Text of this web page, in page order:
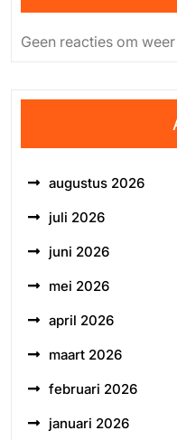
Geen reacties om
augustus 2026
juli 2026
juni 2026
mei 2026
april 2026
maart 2026
februari 2026
januari 2026